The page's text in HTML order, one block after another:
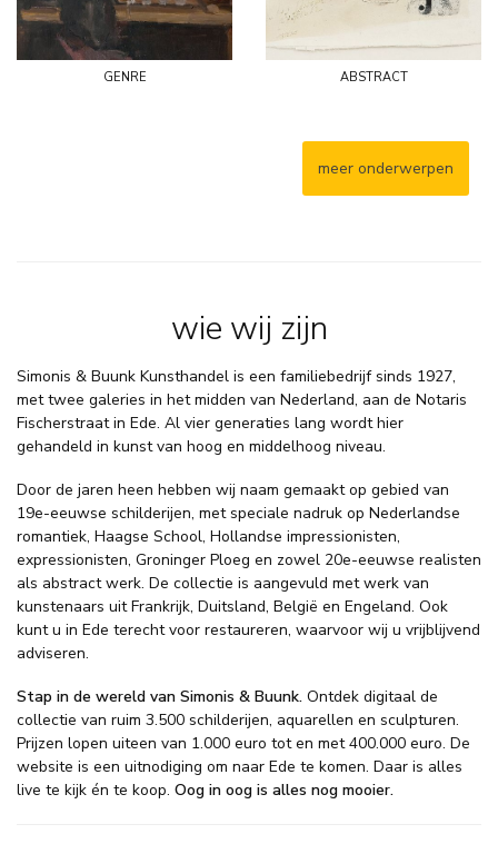
genre abstract
meer onderwerpen
wie wij zijn
Simonis & Buunk Kunsthandel is een familiebedrijf sinds 1927,
met twee galeries in het midden van Nederland, aan de Notaris
Fischerstraat in Ede. Al vier generaties lang wordt hier
gehandeld in kunst van hoog en middelhoog niveau.
Door de jaren heen hebben wij naam gemaakt op gebied van
19e-eeuwse schilderijen, met speciale nadruk op Nederlandse
romantiek, Haagse School, Hollandse impressionisten,
expressionisten, Groninger Ploeg en zowel 20e-eeuwse realisten
als abstract werk. De collectie is aangevuld met werk van
kunstenaars uit Frankrijk, Duitsland, België en Engeland. Ook
kunt u in Ede terecht voor restaureren, waarvoor wij u vrijblijvend
adviseren.
Stap in de wereld van Simonis & Buunk. Ontdek digitaal de
collectie van ruim 3.500 schilderijen, aquarellen en sculpturen.
Prijzen lopen uiteen van 1.000 euro tot en met 400.000 euro. De
website is een uitnodiging om naar Ede te komen. Daar is alles
live te kijk én te koop. Oog in oog is alles nog mooier.